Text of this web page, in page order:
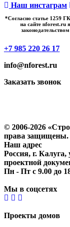
Наш инстаграм
*Cогласно статье 1259
на сайте nforest.ru
+7 985 220 26 17
info@nforest.ru
Заказать звонок
© 2006-2026
права защищены.
Наш адрес
Россия, г. Калуга,
проектной
Пн - Пт с 9.00 до
Мы в соцсетях
Проекты домов